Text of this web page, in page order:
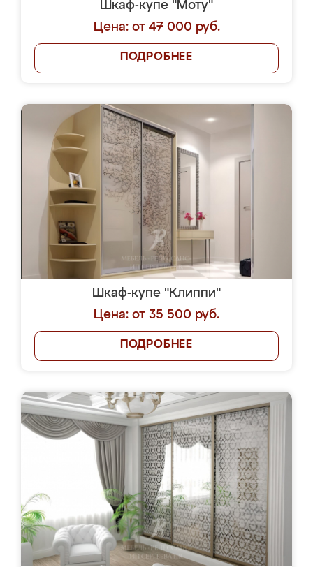
Шкаф-купе "Моту"
Цена: от 47 000 руб.
ПОДРОБНЕЕ
Шкаф-купе "Клиппи"
Цена: от 35 500 руб.
ПОДРОБНЕЕ